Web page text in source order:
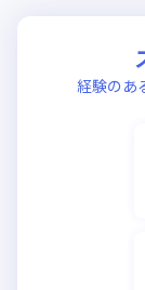
経験のあ